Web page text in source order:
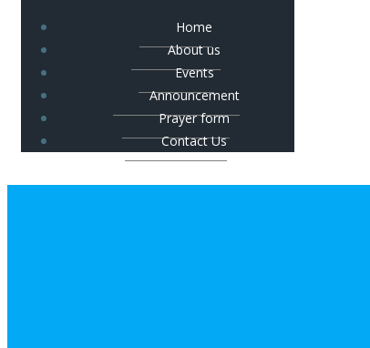
Home
About us
Events
Announcement
Prayer form
Contact Us